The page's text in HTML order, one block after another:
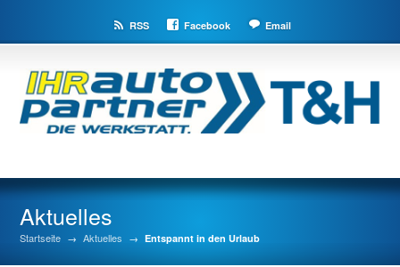
RSS Facebook Email
Aktuelles
Startseite → Aktuelles → Entspannt in den Urlaub